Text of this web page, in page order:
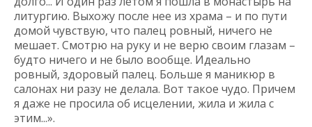
литургию. Выхожу после нее из храма – и по пути
домой чувствую, что палец ровный, ничего не
мешает. Смотрю на руку и не верю своим глазам –
будто ничего и не было вообще. Идеально
ровный, здоровый палец. Больше я маникюр в
салонах ни разу не делала. Вот такое чудо. Причем
я даже не просила об исцелении, жила и жила с
этим...».